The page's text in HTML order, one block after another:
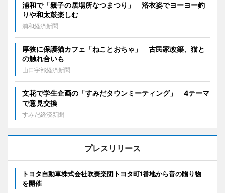
浦和で「親子の居場所なつまつり」 浴衣姿でヨーヨー釣
りや和太鼓楽しむ
浦和経済新聞
厚狭に保護猫カフェ「ねことおちゃ」 古民家改築、猫と
の触れ合いも
山口宇部経済新聞
文花で学生企画の「すみだタウンミーティング」 4テーマ
で意見交換
すみだ経済新聞
プレスリリース
トヨタ自動車株式会社吹奏楽団トヨタ町1番地から音の贈り物
を開催